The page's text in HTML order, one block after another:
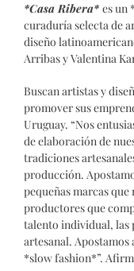
*Casa Ribera* es un
curaduría selecta de
diseño
Arribas y Valentina
Buscan artistas y
promover sus
Uruguay. “Nos
de elaboración de
tradiciones
producción.
pequeñas marcas
productores que
talento individual, las
artesanal. Apostamos
*slow fashion*”.